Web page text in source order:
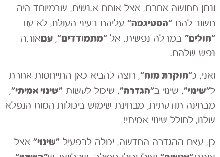
ונתן תחושה אחרת, אצל אותם א.נשים, שבמיוחד היה
חשוב להם ״הסטיגמה״ עליהם בעיני העולם, לא עוד
״חולים״ במחלה נפשית, אל ״מתמודדים״, עםאותה
נפש שלהם.
ואני, כ״חוקרת מוח״, רוצה להביא כאן התייחסות אחרת
ל״שינוי״, שינוי ב״הגדרה״, שיכול לעשות ״שינוי אמיתי״,
מבחינה תודעתית, מבחינת שימוש ביכולות המוח הנפלא
שלנו, לחולל שינוי אמיתי!
כן, עצם ההגדרה החדשה, יכולה להפעיל ״שינוי״ אצל